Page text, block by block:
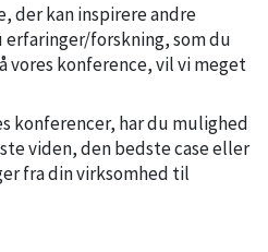
der kan inspirere andre
forskning, som du
vores konference, vil vi meget
konferencer, har du mulighed
viden, den bedste case eller
fra din virksomhed til